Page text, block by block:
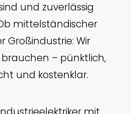
und zuverlässig
mittelständischer
Großindustrie: Wir
brauchen – pünktlich,
und kostenklar.